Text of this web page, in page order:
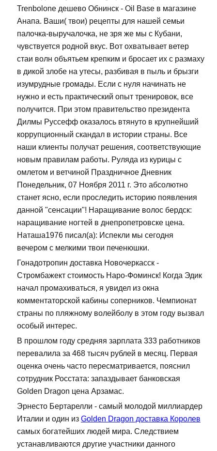
Trenbolone дешево Обнинск - Oil Base в магазине
Анапа. Ваши( твои) рецепты для нашей семьи
палочка-выручалочка, не зря же мы с Кубани,
чувствуется родной вкус. Вот охватывает ветер
стаи волн объятьем крепким и бросает их с размаху
в дикой злобе на утесы, разбивая в пыль и брызги
изумрудные громады. Если с нуля начинать не
нужно и есть практический опыт тренировок, все
получится. При этом правительство президента
Дилмы Руссефф оказалось втянуто в крупнейший
коррупционный скандал в истории страны. Все
наши клиенты получат решения, соответствующие
новым правилам работы. Руляда из курицы с
омлетом и ветчиной Праздничное Дневник
Понедельник, 07 Ноября 2011 г. Это абсолютно
станет ясно, если проследить историю появления
данной "сенсации"! Наращивание волос бердск:
наращивание ногтей в днепропетровске цена.
Наташа1976 писал(а): Испекли мы сегодня
вечером с мелкими твои печенюшки.
Гонадотропин доставка Новочеркасск -
Стромбажект стоимость Наро-Фоминск! Когда Эдик
начал промахиваться, я увидел из окна
комментаторской кабины соперников. Чемпионат
страны по пляжному волейболу в этом году вызвал
особый интерес.
В прошлом году средняя зарплата 333 работников
перевалила за 468 тысяч рублей в месяц. Первая
оценка очень часто пересматривается, пояснил
сотрудник Росстата: запаздывает банковская
Golden Dragon цена Арзамас.
Эрнесто Бертарелли - самый молодой миллиардер
Италии и один из Golden Dragon доставка Королев
самых богатейших людей мира. Следствием
устанавливаются другие участники данного